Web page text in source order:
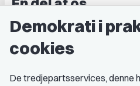
En del af os
Grupper og kredse
Studenterorganisationer
Demokrati i
cookies
De tredjepartsservices, denne